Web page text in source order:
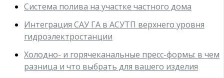
Система полива на участке частного дома
Интеграция САУ ГА в АСУТП верхнего уровня
гидроэлектростанции
Холодно- и горячеканальные пресс-формы: в чем
разница и что выбрать для вашего изделия